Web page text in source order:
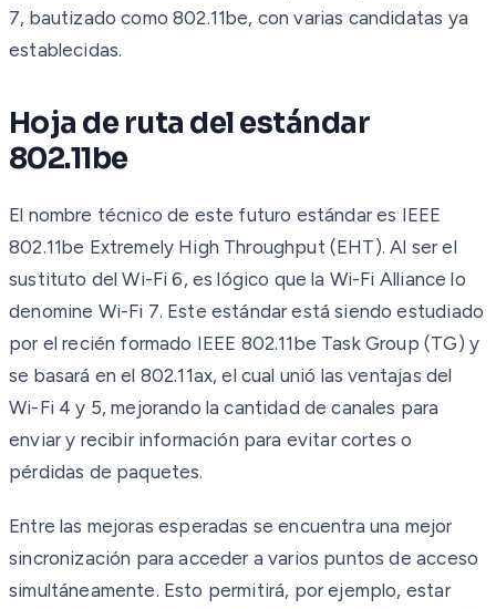
7, bautizado como 802.11be, con varias candidatas ya
establecidas.
Hoja de ruta del estándar
802.11be
El nombre técnico de este futuro estándar es IEEE
802.11be Extremely High Throughput (EHT). Al ser el
sustituto del Wi-Fi 6, es lógico que la Wi-Fi Alliance lo
denomine Wi-Fi 7. Este estándar está siendo estudiado
por el recién formado IEEE 802.11be Task Group (TG) y
se basará en el 802.11ax, el cual unió las ventajas del
Wi-Fi 4 y 5, mejorando la cantidad de canales para
enviar y recibir información para evitar cortes o
pérdidas de paquetes.
Entre las mejoras esperadas se encuentra una mejor
sincronización para acceder a varios puntos de acceso
simultáneamente. Esto permitirá, por ejemplo, estar